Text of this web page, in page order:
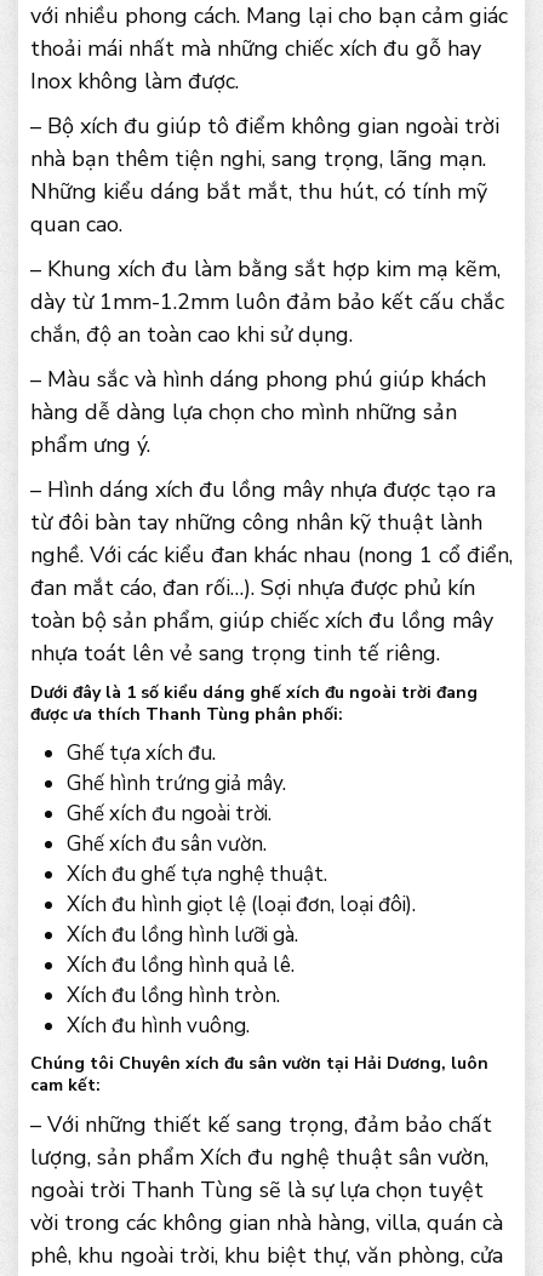
với nhiều phong cách. Mang lại cho bạn cảm giác
thoải mái nhất mà những chiếc xích đu gỗ hay
Inox không làm được.
– Bộ xích đu giúp tô điểm không gian ngoài trời
nhà bạn thêm tiện nghi, sang trọng, lãng mạn.
Những kiểu dáng bắt mắt, thu hút, có tính mỹ
quan cao.
– Khung xích đu làm bằng sắt hợp kim mạ kẽm,
dày từ 1mm-1.2mm luôn đảm bảo kết cấu chắc
chắn, độ an toàn cao khi sử dụng.
– Màu sắc và hình dáng phong phú giúp khách
hàng dễ dàng lựa chọn cho mình những sản
phẩm ưng ý.
– Hình dáng xích đu lồng mây nhựa được tạo ra
từ đôi bàn tay những công nhân kỹ thuật lành
nghề. Với các kiểu đan khác nhau (nong 1 cổ điển,
đan mắt cáo, đan rối…). Sợi nhựa được phủ kín
toàn bộ sản phẩm, giúp chiếc xích đu lồng mây
nhựa toát lên vẻ sang trọng tinh tế riêng.
Dưới đây là 1 số kiểu dáng ghế xích đu ngoài trời đang
được ưa thích Thanh Tùng phân phối:
Ghế tựa xích đu.
Ghế hình trứng giả mây.
Ghế xích đu ngoài trời.
Ghế xích đu sân vườn.
Xích đu ghế tựa nghệ thuật.
Xích đu hình giọt lệ (loại đơn, loại đôi).
Xích đu lồng hình lưỡi gà.
Xích đu lồng hình quả lê.
Xích đu lồng hình tròn.
Xích đu hình vuông.
Chúng tôi Chuyên xích đu sân vườn tại Hải Dương, luôn
cam kết:
– Với những thiết kế sang trọng, đảm bảo chất
lượng, sản phẩm Xích đu nghệ thuật sân vườn,
ngoài trời Thanh Tùng sẽ là sự lựa chọn tuyệt
vời trong các không gian nhà hàng, villa, quán cà
phê, khu ngoài trời, khu biệt thự, văn phòng, cửa